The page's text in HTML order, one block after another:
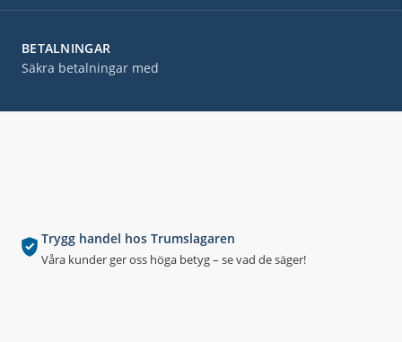
Trygg handel hos Trumslagaren
Våra kunder ger oss höga betyg – se vad de säger!
BETALNINGAR
Säkra betalningar med